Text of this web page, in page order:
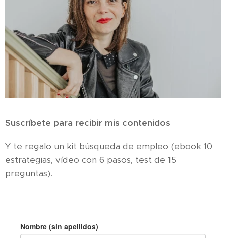
Suscríbete para recibir mis contenidos
Y te regalo un kit búsqueda de empleo (ebook 10
estrategias, vídeo con 6 pasos, test de 15
preguntas).